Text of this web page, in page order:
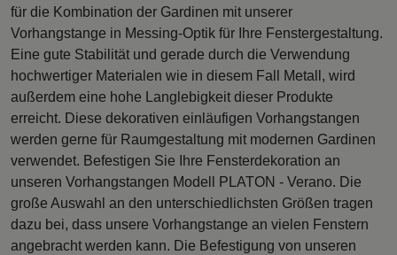
für die Kombination der Gardinen mit unserer
Vorhangstange in Messing-Optik für Ihre Fenstergestaltung.
Eine gute Stabilität und gerade durch die Verwendung
hochwertiger Materialen wie in diesem Fall Metall, wird
außerdem eine hohe Langlebigkeit dieser Produkte
erreicht. Diese dekorativen einläufigen Vorhangstangen
werden gerne für Raumgestaltung mit modernen Gardinen
verwendet. Befestigen Sie Ihre Fensterdekoration an
unseren Vorhangstangen Modell PLATON - Verano. Die
große Auswahl an den unterschiedlichsten Größen tragen
dazu bei, dass unsere Vorhangstange an vielen Fenstern
angebracht werden kann. Die Befestigung von unseren